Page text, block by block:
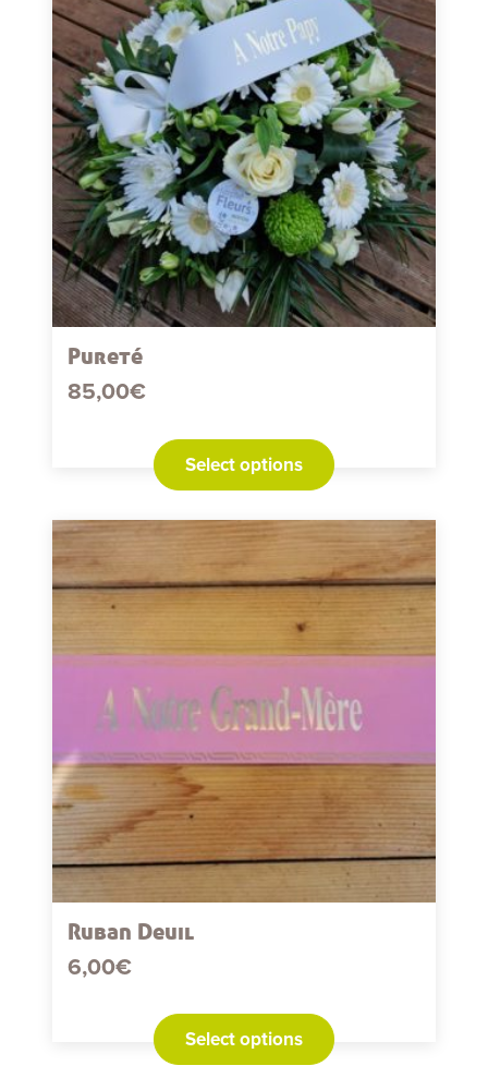
Pureté
85,00€
Select options
Ruban Deuil
6,00€
Select options